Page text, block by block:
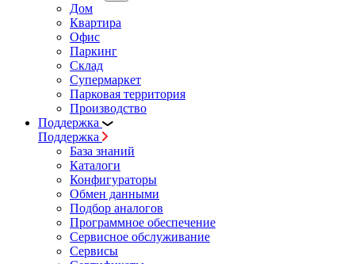
Дом
Квартира
Офис
Паркинг
Склад
Супермаркет
Парковая территория
Производство
Поддержка
Поддержка
База знаний
Каталоги
Конфигураторы
Обмен данными
Подбор аналогов
Программное обеспечение
Сервисное обслуживание
Сервисы